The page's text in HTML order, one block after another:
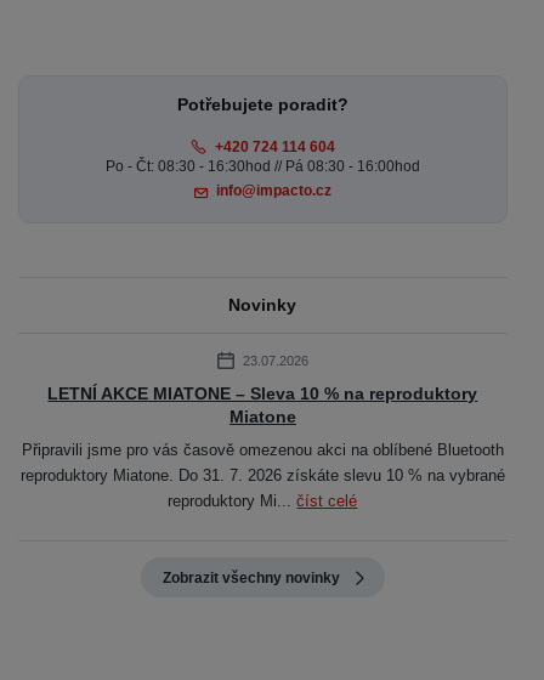
Potřebujete poradit?
+420 724 114 604
Po - Čt: 08:30 - 16:30hod // Pá 08:30 - 16:00hod
info@impacto.cz
Novinky
23.07.2026
LETNÍ AKCE MIATONE – Sleva 10 % na reproduktory
Miatone
Připravili jsme pro vás časově omezenou akci na oblíbené Bluetooth
reproduktory Miatone. Do 31. 7. 2026 získáte slevu 10 % na vybrané
reproduktory Mi...číst celé
Zobrazit všechny novinky